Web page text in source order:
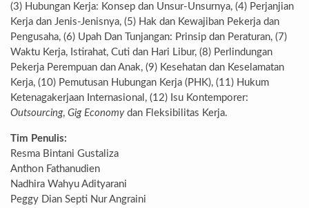
(3) Hubungan Kerja: Konsep dan Unsur-Unsurnya, (4) Perjanjian
Kerja dan Jenis-Jenisnya, (5) Hak dan Kewajiban Pekerja dan
Pengusaha, (6) Upah Dan Tunjangan: Prinsip dan Peraturan, (7)
Waktu Kerja, Istirahat, Cuti dan Hari Libur, (8) Perlindungan
Pekerja Perempuan dan Anak, (9) Kesehatan dan Keselamatan
Kerja, (10) Pemutusan Hubungan Kerja (PHK), (11) Hukum
Ketenagakerjaan Internasional, (12) Isu Kontemporer:
Outsourcing, Gig Economydan Fleksibilitas Kerja.
Tim Penulis:
Resma Bintani Gustaliza
Anthon Fathanudien
Nadhira Wahyu Adityarani
Peggy Dian Septi Nur Angraini